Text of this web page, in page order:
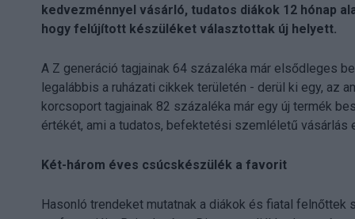
kedvezménnyel vásárló, tudatos diákok 12 hónap
hogy felújított készüléket választottak új helyett.
A Z generáció tagjainak 64 százaléka már elsődleges
legalábbis a ruházati cikkek területén - derül ki egy, az
korcsoport tagjainak 82 százaléka már egy új termék
értékét, ami a tudatos, befektetési szemléletű
Két-három éves csúcskészülék a favorit
Hasonló trendeket mutatnak a diákok és fiatal